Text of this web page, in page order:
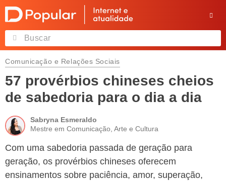
Comunicação e Relações Sociais
57 provérbios chineses cheios
de sabedoria para o dia a dia
Sabryna Esmeraldo
Mestre em Comunicação, Arte e Cultura
Com uma sabedoria passada de geração para
geração, os provérbios chineses oferecem
ensinamentos sobre paciência, amor, superação,